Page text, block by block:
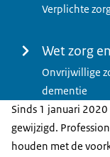
Verplichte
Wet zorg
Onvrijwillige
dementie
Sinds 1 januari
gewijzigd.
houden met de